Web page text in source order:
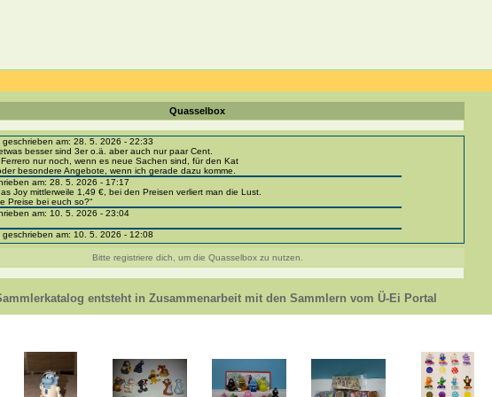
Quasselbox
geschrieben am: 28. 5. 2026 - 22:33
besser sind 3er o.ä. aber auch nur paar Cent.
nur noch, wenn es neue Sachen sind, für den Kat
besondere Angebote, wenn ich gerade dazu komme.
am: 28. 5. 2026 - 17:17
Joy mittlerweile 1,49 €, bei den Preisen verliert man die Lust.
Preise bei euch so?“
am: 10. 5. 2026 - 23:04
geschrieben am: 10. 5. 2026 - 12:08
portal-sammlerkatalog.de/categories.php?cat_id=1043
- BPZ obere Reihe
zur Strafe die nächsten 3 Monate keine Ü-Eier bekommen ;))
310, 318 und 326 habe ich keine BPZ
leider weggeworfen *grrrr* ;)
am: 29. 4. 2026 - 18:04
mir auch ein
geschrieben am: 28. 4. 2026 - 21:01
Erinnerung ... oder?
Bitte registriere dich, um die Quasselbox zu nutzen.
entsteht in Zusammenarbeit mit den Sammlern vom Ü-Ei Portal